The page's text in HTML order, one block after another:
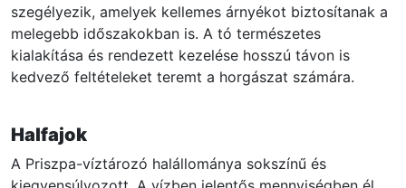
szegélyezik, amelyek kellemes árnyékot biztosítanak a
melegebb időszakokban is. A tó természetes
kialakítása és rendezett kezelése hosszú távon is
kedvező feltételeket teremt a horgászat számára.
Halfajok
A Priszpa-víztározó halállománya sokszínű és